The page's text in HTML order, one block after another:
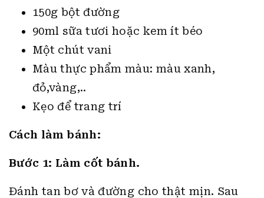
150g bột đường
90ml sữa tươi hoặc kem ít béo
Một chút vani
Màu thực phẩm màu: màu xanh,
đỏ,vàng,..
Kẹo để trang trí
Cách làm bánh:
Bước 1: Làm cốt bánh.
Đánh tan bơ và đường cho thật mịn. Sau